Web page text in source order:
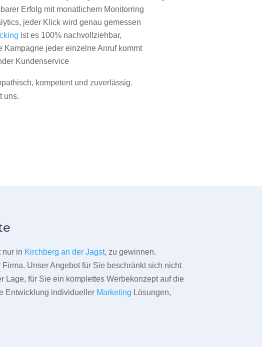
Erfolg mit monatlichem Monitorring
jeder Klick wird genau gemessen
ist es 100% nachvollziehbar,
Kampagne jeder einzelne Anruf kommt
Kundenservice
kompetent und zuverlässig.
uns.
nur in Kirchberg an der Jagst, zu gewinnen.
Unser Angebot für Sie beschränkt sich nicht
Lage, für Sie ein komplettes Werbekonzept auf die
Entwicklung individueller Marketing Lösungen,